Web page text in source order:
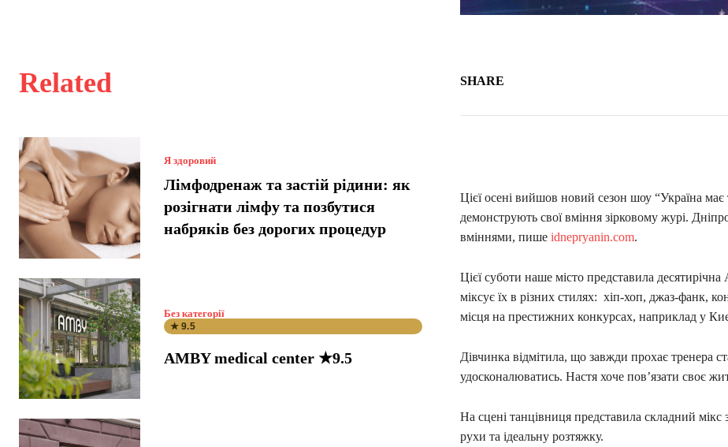
Related
Я здоровий
Лімфодренаж та застій рідини: як
розігнати лімфу та позбутися
набряків без дорогих процедур
Без категорії
★ 9.5
AMBY medical center ★9.5
SHARE
Цієї осені вийшов новий сезон шоу “Україна має
демонструють свої вміння зірковому журі.
вміннями, пише idnepryanin.com.
Цієї суботи наше місто представила
міксує їх в різних стилях: хіп-хоп, джаз-фанк,
місця на престижних конкурсах, наприклад у
Дівчинка відмітила, що завжди прохає тренера
удосконалюватись. Настя хоче пов’язати своє
На сцені танцівниця представила складний
рухи та ідеальну розтяжку.